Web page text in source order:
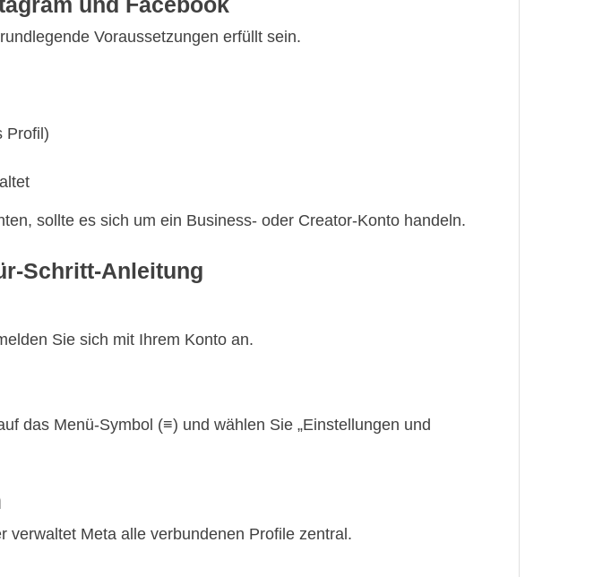
Voraussetzungen erfüllt sein.
Profil)
sollte es sich um ein Business- oder Creator-Konto handeln.
Schritt-Anleitung
Sie sich mit Ihrem Konto an.
das Menü-Symbol (≡) und wählen Sie „Einstellungen und
verwaltet Meta alle verbundenen Profile zentral.